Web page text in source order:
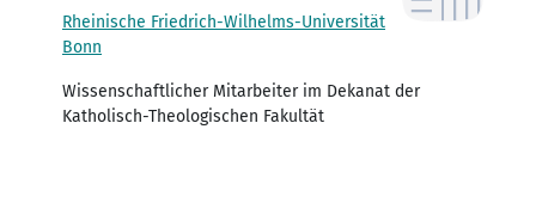
Rheinische Friedrich-Wilhelms-Universität
Bonn
Wissenschaftlicher Mitarbeiter im Dekanat der
Katholisch-Theologischen Fakultät